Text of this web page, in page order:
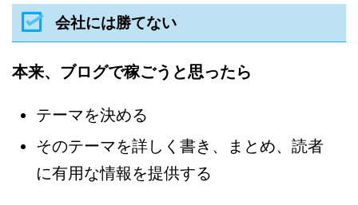
会社には勝てない
本来、ブログで稼ごうと思ったら
テーマを決める
そのテーマを詳しく書き、まとめ、読者
に有用な情報を提供する